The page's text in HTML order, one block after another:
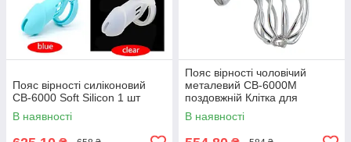
Пояс вірності силіконовий
CB-6000 Soft Silicon 1 шт
В наявності
Пояс вірності чоловічий
металевий CB-6000M
поздовжній Клітка для
чоловіків із замком
В наявності